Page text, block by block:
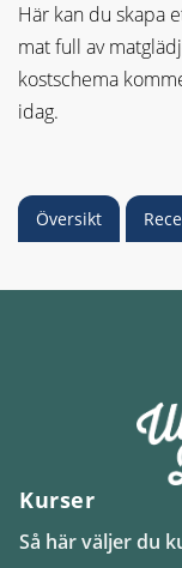
Här kan du skapa
mat full av
kostschema
idag.
Översikt
Kurser
Så här väljer du